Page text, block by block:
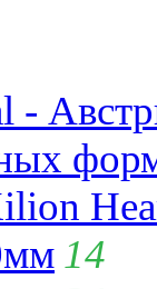
-
14